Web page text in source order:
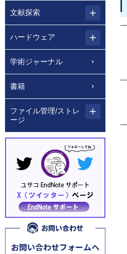
文献探索
ハードウェア
学術ジャーナル
書籍
ファイル管理/ストレ
ージ